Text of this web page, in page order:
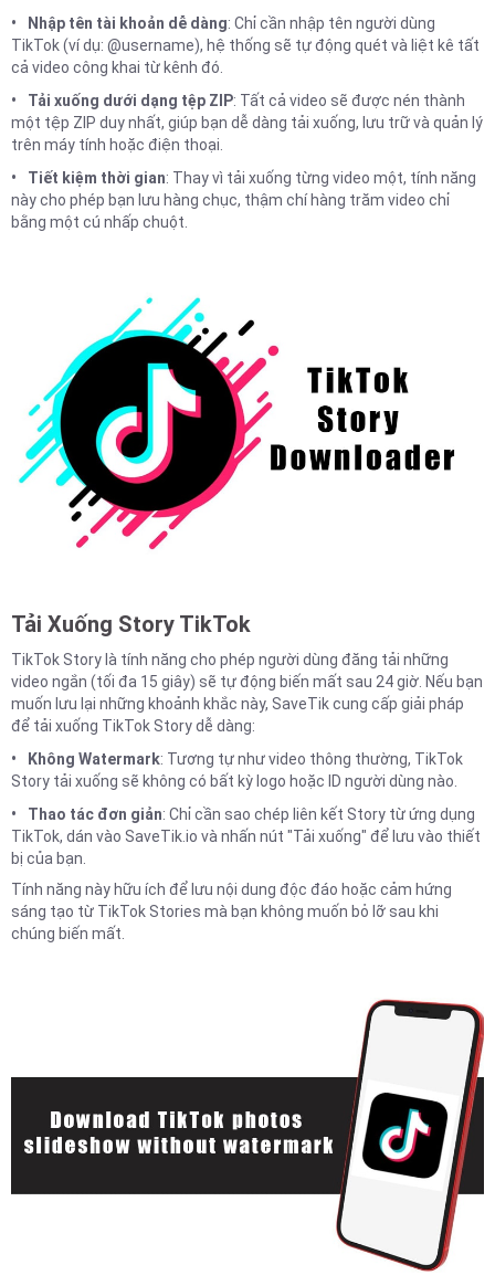
Nhập tên tài khoản dễ dàng: Chỉ cần nhập tên người dùng
TikTok (ví dụ: @username), hệ thống sẽ tự động quét và liệt kê tất
cả video công khai từ kênh đó.
Tải xuống dưới dạng tệp ZIP: Tất cả video sẽ được nén thành
một tệp ZIP duy nhất, giúp bạn dễ dàng tải xuống, lưu trữ và quản lý
trên máy tính hoặc điện thoại.
Tiết kiệm thời gian: Thay vì tải xuống từng video một, tính năng
này cho phép bạn lưu hàng chục, thậm chí hàng trăm video chỉ
bằng một cú nhấp chuột.
Tải Xuống Story TikTok
TikTok Story là tính năng cho phép người dùng đăng tải những
video ngắn (tối đa 15 giây) sẽ tự động biến mất sau 24 giờ. Nếu bạn
muốn lưu lại những khoảnh khắc này, SaveTik cung cấp giải pháp
để tải xuống TikTok Story dễ dàng:
Không Watermark: Tương tự như video thông thường, TikTok
Story tải xuống sẽ không có bất kỳ logo hoặc ID người dùng nào.
Thao tác đơn giản: Chỉ cần sao chép liên kết Story từ ứng dụng
TikTok, dán vào SaveTik.io và nhấn nút "Tải xuống" để lưu vào thiết
bị của bạn.
Tính năng này hữu ích để lưu nội dung độc đáo hoặc cảm hứng
sáng tạo từ TikTok Stories mà bạn không muốn bỏ lỡ sau khi
chúng biến mất.